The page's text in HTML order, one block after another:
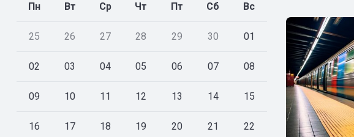
Пн Вт Ср Чт Пт Сб Вс
25 26 27 28 29 30 01
02 03 04 05 06 07 08
09 10 11 12 13 14 15
16 17 18 19 20 21 22